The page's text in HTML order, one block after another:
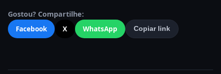
Gostou? Compartilhe:
Facebook
X WhatsApp Copiar link